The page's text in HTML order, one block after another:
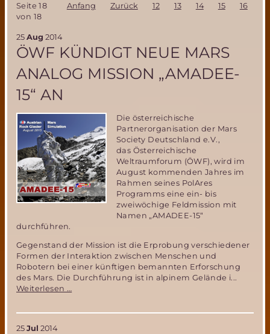
während
Konferenz
Boulder,
Seite 18
von 18
Anfang Zurück 12 13 14 15 16
25 Aug 2014
ÖWF KÜNDIGT NEUE MARS
ANALOG MISSION „AMADEE-
15“ AN
Die österreichische
Partnerorganisation der Mars
Society Deutschland e.V.,
das Österreichische
Weltraumforum (ÖWF), wird im
August kommenden Jahres im
Rahmen seines PolAres
Programms eine ein- bis
zweiwöchige Feldmission mit
Namen „AMADEE-15“
durchführen.
Gegenstand der Mission ist die Erprobung verschiedener
Formen der Interaktion zwischen Menschen und
Robotern bei einer künftigen bemannten Erforschung
des Mars. Die Durchführung ist in alpinem Gelände i...
Weiterlesen …
25 Jul 2014